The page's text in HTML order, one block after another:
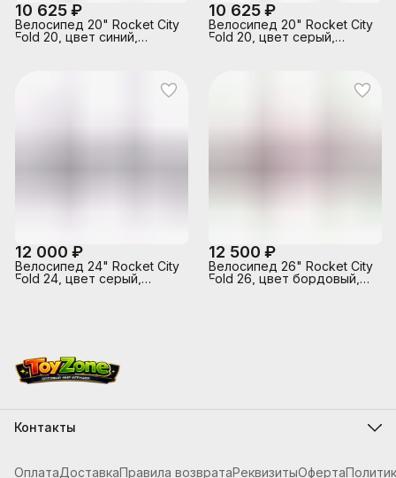
10 625 ₽
Велосипед 20" Rocket City
Fold 20, цвет синий,
10 625 ₽
Велосипед 20" Rocket City
Fold 20, цвет серый,
12 000 ₽
Велосипед 24" Rocket City
Fold 24, цвет серый,
12 500 ₽
Велосипед 26" Rocket City
Fold 26, цвет бордовый,
Контакты
Телефон
ОплатаДоставкаПравила возвратаРеквизитыОферта